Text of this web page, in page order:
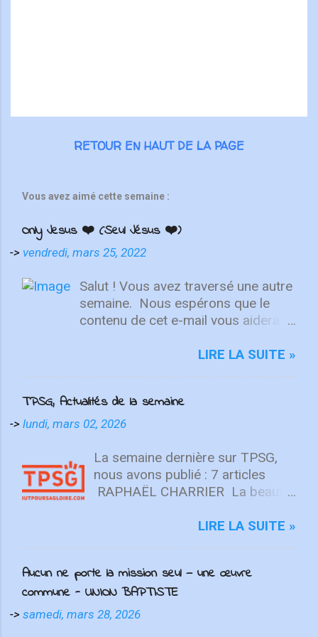
RETOUR EN HAUT DE LA PAGE
Vous avez aimé cette semaine :
Only Jesus ❤️ (Seul Jésus ❤️)
-> vendredi, mars 25, 2022
Salut ! Vous avez traversé une autre
semaine. ⁣ Nous espérons que le
contenu de cet e-mail vous aidera à
Quelle que soit la semaine que vous
une nouvelle chance de se détendre
et de se reposer en Lui. "Puisque
attachez vos cœurs aux choses
d'en haut, où Christ est assis à la
droite de Dieu. Ayez l'esprit sur les
choses terrestres" - Colossiens
2022 avec un premier single
énergique, ICF Worship présente
"Only You" , une toute nouvelle
LIRE LA SUITE »
TPSG, Actualités de la semaine
-> lundi, mars 02, 2026
La semaine dernière sur TPSG,
nous avons publié : 7 articles
RAPHAËL CHARRIER La beauté
La beauté est une réalité
manière suprême en Christ, et est
décisive pour discerner le péché,
résister à la culture
LIRE LA SUITE »
Aucun ne porte la mission seul — une œuvre
commune - UNION BAPTISTE
-> samedi, mars 28, 2026